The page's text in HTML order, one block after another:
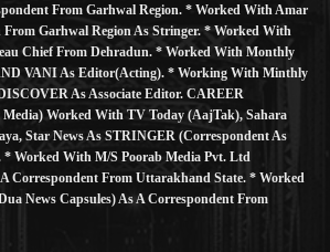
From Garhwal Region. * Worked With Amar
Garhwal Region As Stringer. * Worked With
Chief From Dehradun. * Worked With Monthly
VANI As Editor(Acting). * Working With Minthly
As Associate Editor. CAREER
Worked With TV Today (AajTak), Sahara
Star News As STRINGER (Correspondent As
* Worked With M/S Poorab Media Pvt. Ltd
Correspondent From Uttarakhand State. * Worked
News Capsules) As A Correspondent From